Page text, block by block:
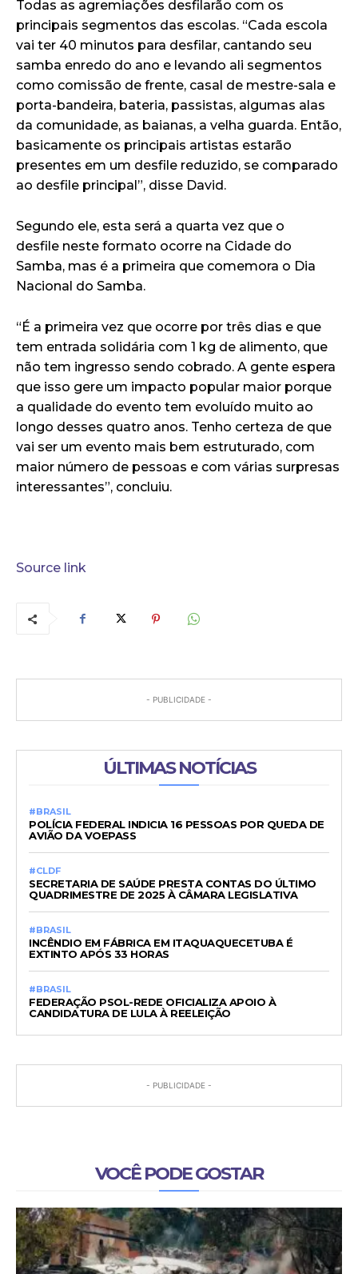
Todas as agremiações desfilarão com os
principais segmentos das escolas. “Cada escola
vai ter 40 minutos para desfilar, cantando seu
samba enredo do ano e levando ali segmentos
como comissão de frente, casal de mestre-sala e
porta-bandeira, bateria, passistas, algumas alas
da comunidade, as baianas, a velha guarda. Então,
basicamente os principais artistas estarão
presentes em um desfile reduzido, se comparado
ao desfile principal”, disse David.
Segundo ele, esta será a quarta vez que o
desfile neste formato ocorre na Cidade do
Samba, mas é a primeira que comemora o Dia
Nacional do Samba.
“É a primeira vez que ocorre por três dias e que
tem entrada solidária com 1 kg de alimento, que
não tem ingresso sendo cobrado. A gente espera
que isso gere um impacto popular maior porque
a qualidade do evento tem evoluído muito ao
longo desses quatro anos. Tenho certeza de que
vai ser um evento mais bem estruturado, com
maior número de pessoas e com várias surpresas
interessantes”, concluiu.
Source link
- PUBLICIDADE -
ÚLTIMAS NOTÍCIAS
#BRASIL
POLÍCIA FEDERAL INDICIA 16 PESSOAS POR QUEDA DE
AVIÃO DA VOEPASS
#CLDF
SECRETARIA DE SAÚDE PRESTA CONTAS DO ÚLTIMO
QUADRIMESTRE DE 2025 À CÂMARA LEGISLATIVA
#BRASIL
INCÊNDIO EM FÁBRICA EM ITAQUAQUECETUBA É
EXTINTO APÓS 33 HORAS
#BRASIL
FEDERAÇÃO PSOL-REDE OFICIALIZA APOIO À
CANDIDATURA DE LULA À REELEIÇÃO
- PUBLICIDADE -
VOCÊ PODE GOSTAR